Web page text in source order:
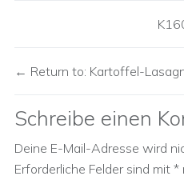
Return to: Kartoffel-
Schreibe einen
Deine E-Mail-Adresse wird
Erforderliche Felder sind mit *